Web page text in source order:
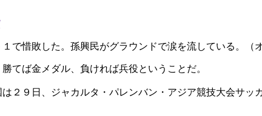
惜敗した。孫興民がグラウンドで涙を流している。（
てば金メダル、負ければ兵役ということだ。
２９日、ジャカルタ・パレンバン・アジア競技大会サッ